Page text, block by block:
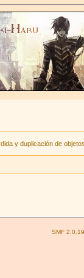
y duplicación de
SMF 2.0.19